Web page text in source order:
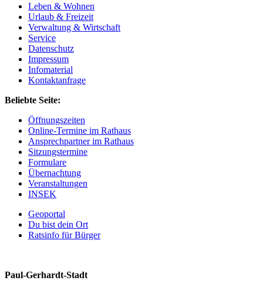
Leben & Wohnen
Urlaub & Freizeit
Verwaltung & Wirtschaft
Service
Datenschutz
Impressum
Infomaterial
Kontaktanfrage
Beliebte Seite:
Öffnungszeiten
Online-Termine im Rathaus
Ansprechpartner im Rathaus
Sitzungstermine
Formulare
Übernachtung
Veranstaltungen
INSEK
Geoportal
Du bist dein Ort
Ratsinfo für Bürger
Paul-Gerhardt-Stadt